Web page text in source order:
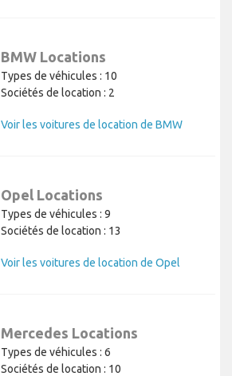
BMW Locations
Types de véhicules : 10
Sociétés de location : 2
Voir les voitures de location de BMW
Opel Locations
Types de véhicules : 9
Sociétés de location : 13
Voir les voitures de location de Opel
Mercedes Locations
Types de véhicules : 6
Sociétés de location : 10